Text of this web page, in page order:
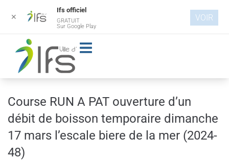
principal
Course RUN A PAT ouverture d’un
débit de boisson temporaire dimanche
17 mars l’escale biere de la mer (2024-
48)
✕
Ifs officiel
GRATUIT
Sur Google Play
VOIR